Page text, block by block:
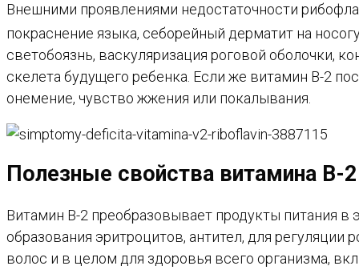
Внешними проявлениями недостаточности
покраснение языка, себорейный дерматит на
светобоязнь, васкуляризация роговой оболочки,
скелета будущего ребенка. Если же витамин B-2
онемение, чувство жжения или покалывания.
Полезные свойства витамина B-2
Витамин B-2 преобразовывает продукты питания
образования эритроцитов, антител, для регуляции
волос и в целом для здоровья всего организма,